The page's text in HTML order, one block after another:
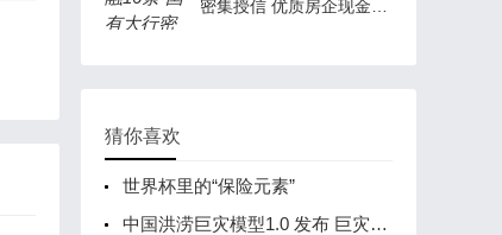
密集授信 优质房企现金流
猜你喜欢
世界杯里的“保险元素”
中国洪涝巨灾模型1.0 发布 巨灾保险处于增长较快的发展阶段